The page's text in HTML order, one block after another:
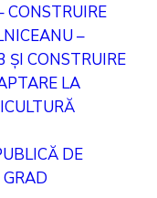
CONSTRUIRE
–
ȘI CONSTRUIRE
LA
DE
GRAD